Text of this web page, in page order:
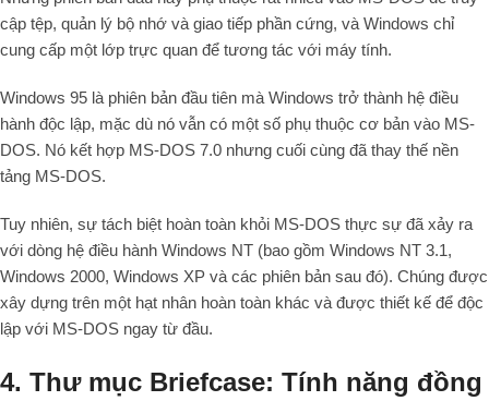
cập tệp, quản lý bộ nhớ và giao tiếp phần cứng, và Windows chỉ
cung cấp một lớp trực quan để tương tác với máy tính.
Windows 95 là phiên bản đầu tiên mà Windows trở thành hệ điều
hành độc lập, mặc dù nó vẫn có một số phụ thuộc cơ bản vào MS-
DOS. Nó kết hợp MS-DOS 7.0 nhưng cuối cùng đã thay thế nền
tảng MS-DOS.
Tuy nhiên, sự tách biệt hoàn toàn khỏi MS-DOS thực sự đã xảy ra
với dòng hệ điều hành Windows NT (bao gồm Windows NT 3.1,
Windows 2000, Windows XP và các phiên bản sau đó). Chúng được
xây dựng trên một hạt nhân hoàn toàn khác và được thiết kế để độc
lập với MS-DOS ngay từ đầu.
4. Thư mục Briefcase: Tính năng đồng